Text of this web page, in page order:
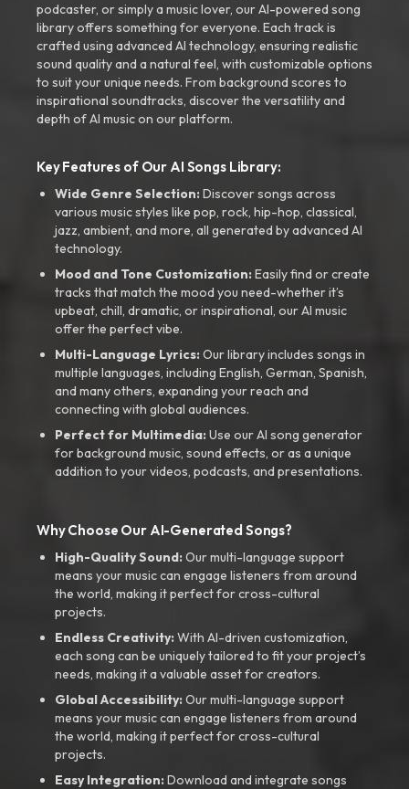
podcaster, or simply a music lover, our AI-powered song
library offers something for everyone. Each track is
crafted using advanced AI technology, ensuring realistic
sound quality and a natural feel, with customizable options
to suit your unique needs. From background scores to
inspirational soundtracks, discover the versatility and
depth of AI music on our platform.
Key Features of Our AI Songs Library:
Wide Genre Selection:Discover songs across
various music styles like pop, rock, hip-hop, classical,
jazz, ambient, and more, all generated by advanced AI
technology.
Mood and Tone Customization:Easily find or create
tracks that match the mood you need-whether it’s
upbeat, chill, dramatic, or inspirational, our AI music
offer the perfect vibe.
Multi-Language Lyrics:Our library includes songs in
multiple languages, including English, German, Spanish,
and many others, expanding your reach and
connecting with global audiences.
Perfect for Multimedia:Use our AI song generator
for background music, sound effects, or as a unique
addition to your videos, podcasts, and presentations.
Why Choose Our AI-Generated Songs?
High-Quality Sound:Our multi-language support
means your music can engage listeners from around
the world, making it perfect for cross-cultural
projects.
Endless Creativity:With AI-driven customization,
each song can be uniquely tailored to fit your project’s
needs, making it a valuable asset for creators.
Global Accessibility:Our multi-language support
means your music can engage listeners from around
the world, making it perfect for cross-cultural
projects.
Easy Integration:Download and integrate songs